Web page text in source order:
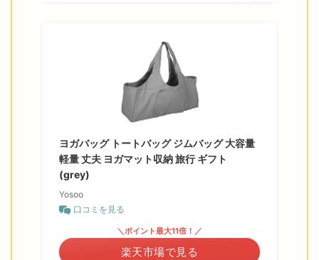
ヨガバッグ トートバッグ ジムバッグ 大容量
軽量 丈夫 ヨガマット収納 旅行 ギフト
(grey)
Yosoo
口コミを見る
＼ポイント最大11倍！／
楽天市場で見る